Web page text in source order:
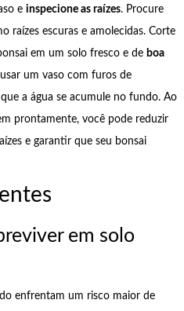
e inspecione as raízes. Procure
raízes escuras e amolecidas. Corte
em um solo fresco e de boa
um vaso com furos de
a água se acumule no fundo. Ao
prontamente, você pode reduzir
e garantir que seu bonsai
em solo
enfrentam um risco maior de